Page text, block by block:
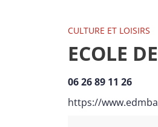
CULTURE ET LOISIRS
ECOLE
06 26 89 11 26
https://